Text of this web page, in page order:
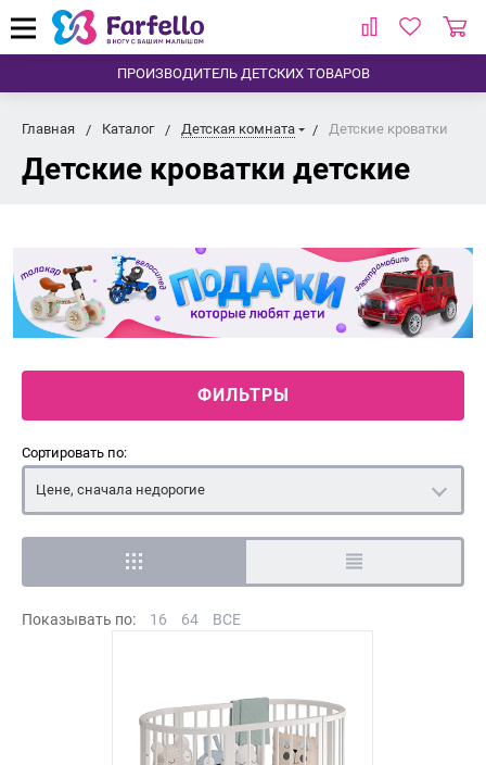
ПРОИЗВОДИТЕЛЬ ДЕТСКИХ ТОВАРОВ
Главная Каталог Детская комната Детские кроватки
Детские кроватки детские
ФИЛЬТРЫ
Сортировать по:
Цене, сначала недорогие
Показывать по: 16 64 ВСЕ